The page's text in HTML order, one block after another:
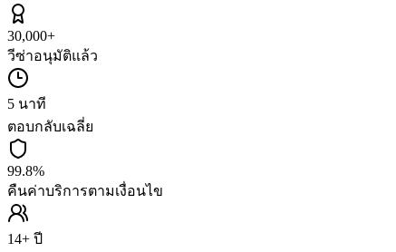
30,000+
วีซ่าอนุมัติแล้ว
5 นาที
ตอบกลับเฉลี่ย
99.8%
คืนค่าบริการตามเงื่อนไข
14+ ปี